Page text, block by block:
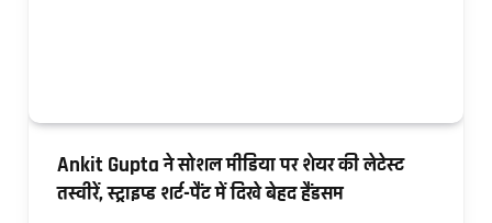
Ankit Gupta ने सोशल मीडिया पर शेयर की लेटेस्ट
तस्वीरें, स्ट्राइप्ड शर्ट-पैंट में दिखे बेहद हैंडसम